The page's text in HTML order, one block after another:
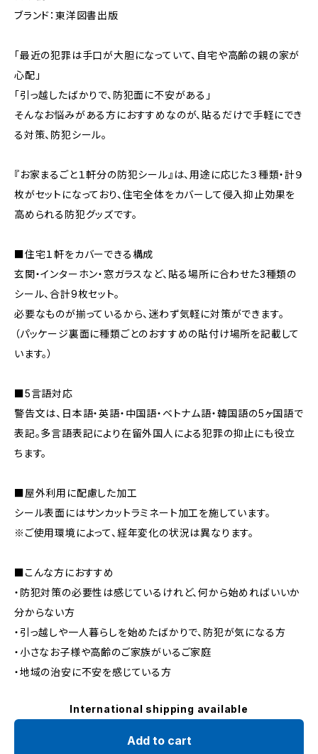
ブランド：東洋図書出版
「最近の犯罪は手口が大胆になっていて、自宅や高齢の親の家が
心配」
「引っ越したばかりで、防犯面に不安がある」
そんなお悩みがある方におすすめなのが、貼るだけで手軽にでき
る対策、防犯シール。
『お家まるごと１軒分の防犯シール』は、用途に応じた３種類・計９
枚がセットになっており、住宅全体をカバーして侵入抑止効果を
高められる防犯グッズです。
■住宅１軒をカバーできる構成
玄関・インターホン・窓ガラスなど、貼る場所に合わせた3種類の
シール、合計9枚セット。
必要なものが揃っているから、迷わず気軽に対策ができます。
（パッケージ裏面に種類ごとのおすすめの貼付け場所を記載して
います。）
■5言語対応
警告文は、日本語・英語・中国語・ベトナム語・韓国語の5ヶ国語で
表記。多言語表記により在留外国人による犯罪の抑止にも役立
ちます。
■屋外利用に配慮した加工
シール表面にはサンカットラミネート加工を施しています。
※ご使用環境によって、経年変化の状況は異なります。
■こんな方におすすめ
・防犯対策の必要性は感じているけれど、何から始めればいいか
分からない方
・引っ越しや一人暮らしを始めたばかりで、防犯が気になる方
・小さなお子様や高齢のご家族がいるご家庭
・地域の治安に不安を感じている方
International shipping available
Add to cart